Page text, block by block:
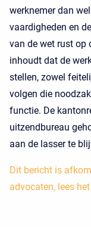
werknemer dan
vaardigheden en
van de wet rust op
inhoudt dat de
stellen, zowel
volgen die
functie. De
uitzendbureau
aan de lasser te
Dit bericht is
advocaten, lees